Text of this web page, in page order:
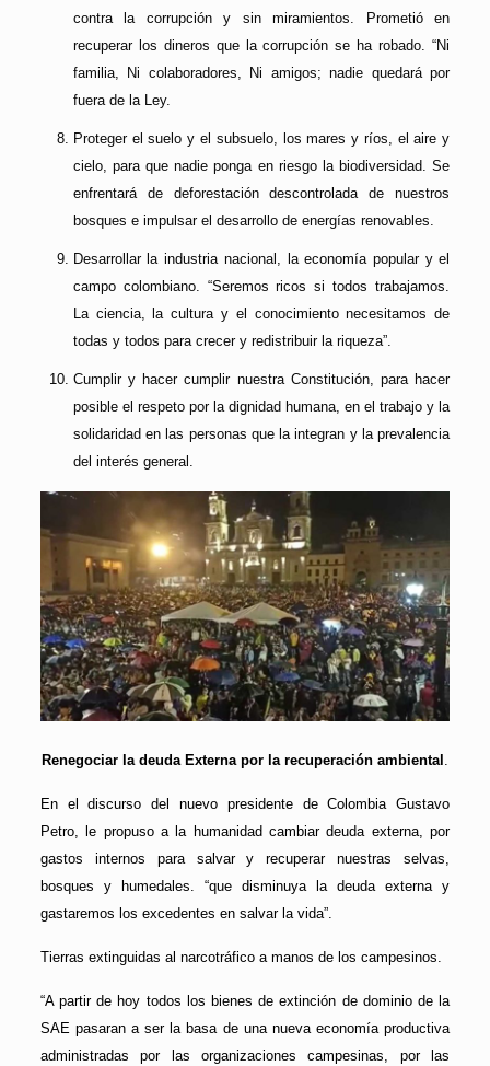
contra la corrupción y sin miramientos. Prometió en
recuperar los dineros que la corrupción se ha robado. “Ni
familia, Ni colaboradores, Ni amigos; nadie quedará por
fuera de la Ley.
Proteger el suelo y el subsuelo, los mares y ríos, el aire y
cielo, para que nadie ponga en riesgo la biodiversidad. Se
enfrentará de deforestación descontrolada de nuestros
bosques e impulsar el desarrollo de energías renovables.
Desarrollar la industria nacional, la economía popular y el
campo colombiano. “Seremos ricos si todos trabajamos.
La ciencia, la cultura y el conocimiento necesitamos de
todas y todos para crecer y redistribuir la riqueza”.
Cumplir y hacer cumplir nuestra Constitución, para hacer
posible el respeto por la dignidad humana, en el trabajo y la
solidaridad en las personas que la integran y la prevalencia
del interés general.
Renegociar la deuda Externa por la recuperación ambiental .
En el discurso del nuevo presidente de Colombia Gustavo
Petro, le propuso a la humanidad cambiar deuda externa, por
gastos internos para salvar y recuperar nuestras selvas,
bosques y humedales. “que disminuya la deuda externa y
gastaremos los excedentes en salvar la vida”.
Tierras extinguidas al narcotráfico a manos de los campesinos.
“A partir de hoy todos los bienes de extinción de dominio de la
SAE pasaran a ser la basa de una nueva economía productiva
administradas por las organizaciones campesinas, por las